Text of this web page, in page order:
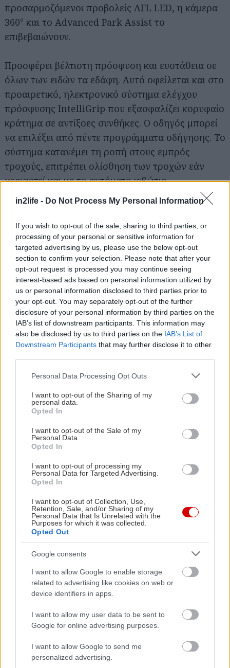
in2life - Do Not Process My Personal Information
If you wish to opt-out of the sale, sharing to third parties, or
processing of your personal or sensitive information for
targeted advertising by us, please use the below opt-out
section to confirm your selection. Please note that after your
opt-out request is processed you may continue seeing
interest-based ads based on personal information utilized by
us or personal information disclosed to third parties prior to
your opt-out. You may separately opt-out of the further
disclosure of your personal information by third parties on the
IAB’s list of downstream participants. This information may
also be disclosed by us to third parties on the IAB’s List of
Downstream Participants that may further disclose it to other
Please note that this website/app uses one or more Google
not limited to your visit or usage behaviour. You may click to
grant or deny consent to Google and its third-party tags to
use your data for below specified purposes in below Google
consent section.
Personal Data Processing Opt Outs
I want to opt-out of the Sharing of my
personal data.
Opted In
I want to opt-out of the Sale of my
Personal Data.
Opted In
I want to opt-out of processing my
Personal Data for Targeted Advertising.
Opted In
I want to opt-out of Collection, Use,
Retention, Sale, and/or Sharing of my
Personal Data that Is Unrelated with the
Purposes for which it was collected.
Opted Out
Google consents
I want to allow Google to enable storage
related to advertising like cookies on web or
device identifiers in apps.
I want to allow my user data to be sent to
Google for online advertising purposes.
I want to allow Google to send me
personalized advertising.
προσαρμοζόμενοι προβολείς AFL LED, η κάμερα
360° και το Advanced Park Assist το
επιβεβαιώνουν.
Προσφέρει βέλτιστη πρόσφυση και ευστάθεια σε
όλων των ειδών τα εδάφη. Αυτό οφείλεται και στο
προαιρετικό, ηλεκτρονικό σύστημα ελέγχου
πρόσφυσης IntelliGrip που εξασφαλίζει κορυφαίο
κράτημα σε αντίξοες συνθήκες. Ο οδηγός μπορεί
να επιλέξει από πέντε προγράμματα οδήγησης. Το
σύστημα κατανέμει τη ροπή στους εμπρός
τροχούς, επιτρέπει ολίσθηση των τροχών εάν
χρειαστεί και με το αυτόματο κιβώτιο
προσαρμόζει τα σημεία αλλαγής καθώς και την
Αναζήτηση